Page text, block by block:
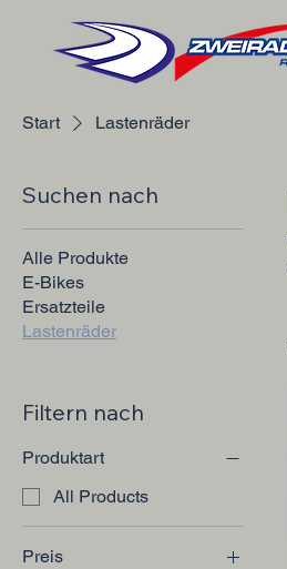
Start Lastenräder
Suchen nach
Alle Produkte
E-Bikes
Ersatzteile
Lastenräder
Filtern nach
Produktart
All Products
Preis